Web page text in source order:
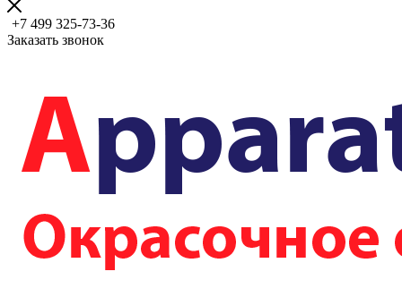
+7 499 325-73-36
Заказать звонок